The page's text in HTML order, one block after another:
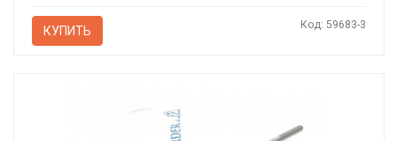
КУПИТЬ Код: 59683-3